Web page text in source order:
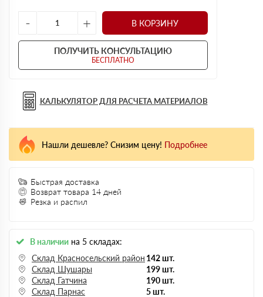
-
+ В КОРЗИНУ
ПОЛУЧИТЬ КОНСУЛЬТАЦИЮ
БЕСПЛАТНО
КАЛЬКУЛЯТОР ДЛЯ РАСЧЕТА МАТЕРИАЛОВ
Быстрая доставка
Возврат товара 14 дней
Резка и распил
В наличии на 5 складах:
Склад Красносельский район 142 шт.
Склад Шушары
199 шт.
Склад Гатчина
190 шт.
Склад Парнас
5 шт.
Нашли дешевле? Снизим цену! Подробнее